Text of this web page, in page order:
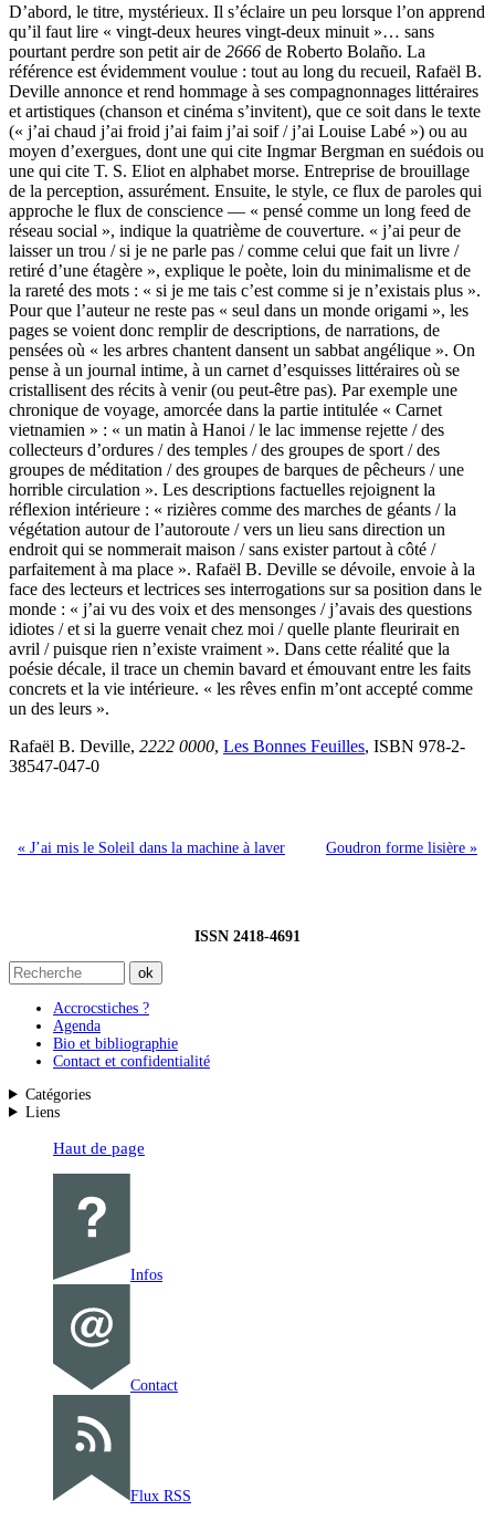
D’abord, le titre, mystérieux. Il s’éclaire un peu lorsque l’on apprend
qu’il faut lire « vingt-deux heures vingt-deux minuit »… sans
pourtant perdre son petit air de 2666 de Roberto Bolaño. La
référence est évidemment voulue : tout au long du recueil, Rafaël B.
Deville annonce et rend hommage à ses compagnonnages littéraires
et artistiques (chanson et cinéma s’invitent), que ce soit dans le texte
(« j’ai chaud j’ai froid j’ai faim j’ai soif / j’ai Louise Labé ») ou au
moyen d’exergues, dont une qui cite Ingmar Bergman en suédois ou
une qui cite T. S. Eliot en alphabet morse. Entreprise de brouillage
de la perception, assurément. Ensuite, le style, ce flux de paroles qui
approche le flux de conscience — « pensé comme un long feed de
réseau social », indique la quatrième de couverture. « j’ai peur de
laisser un trou / si je ne parle pas / comme celui que fait un livre /
retiré d’une étagère », explique le poète, loin du minimalisme et de
la rareté des mots : « si je me tais c’est comme si je n’existais plus ».
Pour que l’auteur ne reste pas « seul dans un monde origami », les
pages se voient donc remplir de descriptions, de narrations, de
pensées où « les arbres chantent dansent un sabbat angélique ». On
pense à un journal intime, à un carnet d’esquisses littéraires où se
cristallisent des récits à venir (ou peut-être pas). Par exemple une
chronique de voyage, amorcée dans la partie intitulée « Carnet
vietnamien » : « un matin à Hanoi / le lac immense rejette / des
collecteurs d’ordures / des temples / des groupes de sport / des
groupes de méditation / des groupes de barques de pêcheurs / une
horrible circulation ». Les descriptions factuelles rejoignent la
réflexion intérieure : « rizières comme des marches de géants / la
végétation autour de l’autoroute / vers un lieu sans direction un
endroit qui se nommerait maison / sans exister partout à côté /
parfaitement à ma place ». Rafaël B. Deville se dévoile, envoie à la
face des lecteurs et lectrices ses interrogations sur sa position dans le
monde : « j’ai vu des voix et des mensonges / j’avais des questions
idiotes / et si la guerre venait chez moi / quelle plante fleurirait en
avril / puisque rien n’existe vraiment ». Dans cette réalité que la
poésie décale, il trace un chemin bavard et émouvant entre les faits
concrets et la vie intérieure. « les rêves enfin m’ont accepté comme
un des leurs ».
Rafaël B. Deville, 2222 0000, Les Bonnes Feuilles, ISBN 978-2-
38547-047-0
« J’ai mis le Soleil dans la machine à laver Goudron forme lisière »
ISSN 2418-4691
Accrocstiches ?
Agenda
Bio et bibliographie
Contact et confidentialité
Catégories
Liens
Haut de page
Infos
Contact
Flux RSS